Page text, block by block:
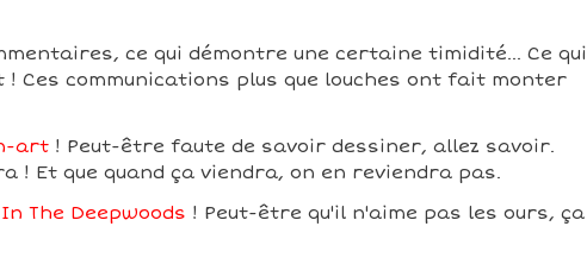
ce qui démontre une certaine timidité... Ce qui
Ces communications plus que louches ont fait monter
art! Peut-être faute de savoir dessiner, allez savoir.
! Et que quand ça viendra, on en reviendra pas.
The Deepwoods ! Peut-être qu'il n'aime pas les ours, ça